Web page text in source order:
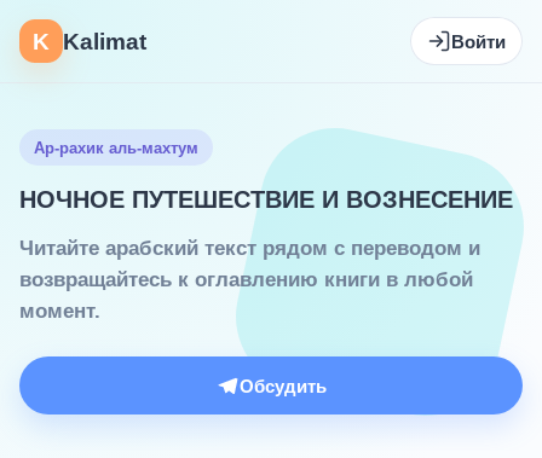
K Kalimat Войти
Ар-рахик аль-махтум
НОЧНОЕ ПУТЕШЕСТВИЕ И ВОЗНЕСЕНИЕ
Читайте арабский текст рядом с переводом и
возвращайтесь к оглавлению книги в любой
момент.
Обсудить